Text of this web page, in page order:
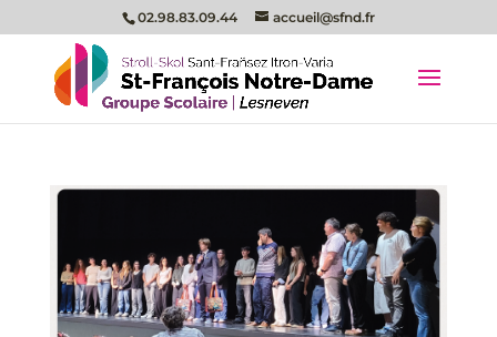
02.98.83.09.44 accueil@sfnd.fr